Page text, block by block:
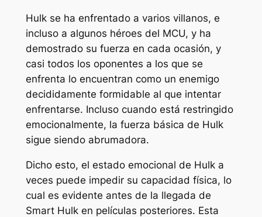
Hulk se ha enfrentado a varios villanos, e
incluso a algunos héroes del MCU, y ha
demostrado su fuerza en cada ocasión, y
casi todos los oponentes a los que se
enfrenta lo encuentran como un enemigo
decididamente formidable al que intentar
enfrentarse. Incluso cuando está restringido
emocionalmente, la fuerza básica de Hulk
sigue siendo abrumadora.
Dicho esto, el estado emocional de Hulk a
veces puede impedir su capacidad física, lo
cual es evidente antes de la llegada de
Smart Hulk en películas posteriores. Esta